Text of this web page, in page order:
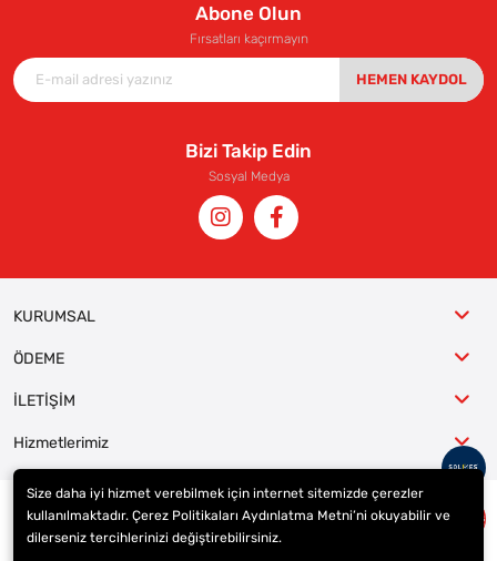
Abone Olun
Fırsatları kaçırmayın
HEMEN KAYDOL
Bizi Takip Edin
Sosyal Medya
KURUMSAL
ÖDEME
İLETİŞİM
Hizmetlerimiz
© 2023ER-LAS Oto Jant ve Lastik - Yunus ULAŞ
Size daha iyi hizmet verebilmek için internet sitemizde çerezler
kullanılmaktadır. Çerez Politikaları Aydınlatma Metni’ni okuyabilir ve
dilerseniz tercihlerinizi değiştirebilirsiniz.